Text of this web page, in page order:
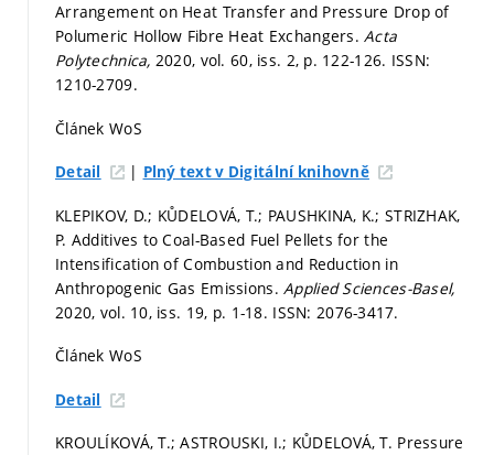
Arrangement on Heat Transfer and Pressure Drop of
Polumeric Hollow Fibre Heat Exchangers.Acta
Polytechnica, 2020, vol. 60, iss. 2, p. 122-126. ISSN:
1210-2709.
Článek WoS
Detail | Plný text v Digitální knihovně
KLEPIKOV, D.; KŮDELOVÁ, T.; PAUSHKINA, K.; STRIZHAK,
P. Additives to Coal-Based Fuel Pellets for the
Intensification of Combustion and Reduction in
Anthropogenic Gas Emissions.Applied Sciences-Basel,
2020, vol. 10, iss. 19, p. 1-18. ISSN: 2076-3417.
Článek WoS
Detail
KROULÍKOVÁ, T.; ASTROUSKI, I.; KŮDELOVÁ, T. Pressure